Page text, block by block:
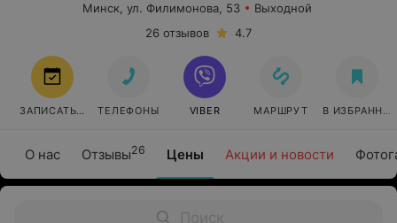
О нас Отзывы26 Цены Акции и новости
Минск, ул. Филимонова, 53
Выходной
26 отзывов
4.7
ЗАПИСАТЬСЯ ТЕЛЕФОНЫ VIBER МАРШРУТ В ИЗБРАННОЕ